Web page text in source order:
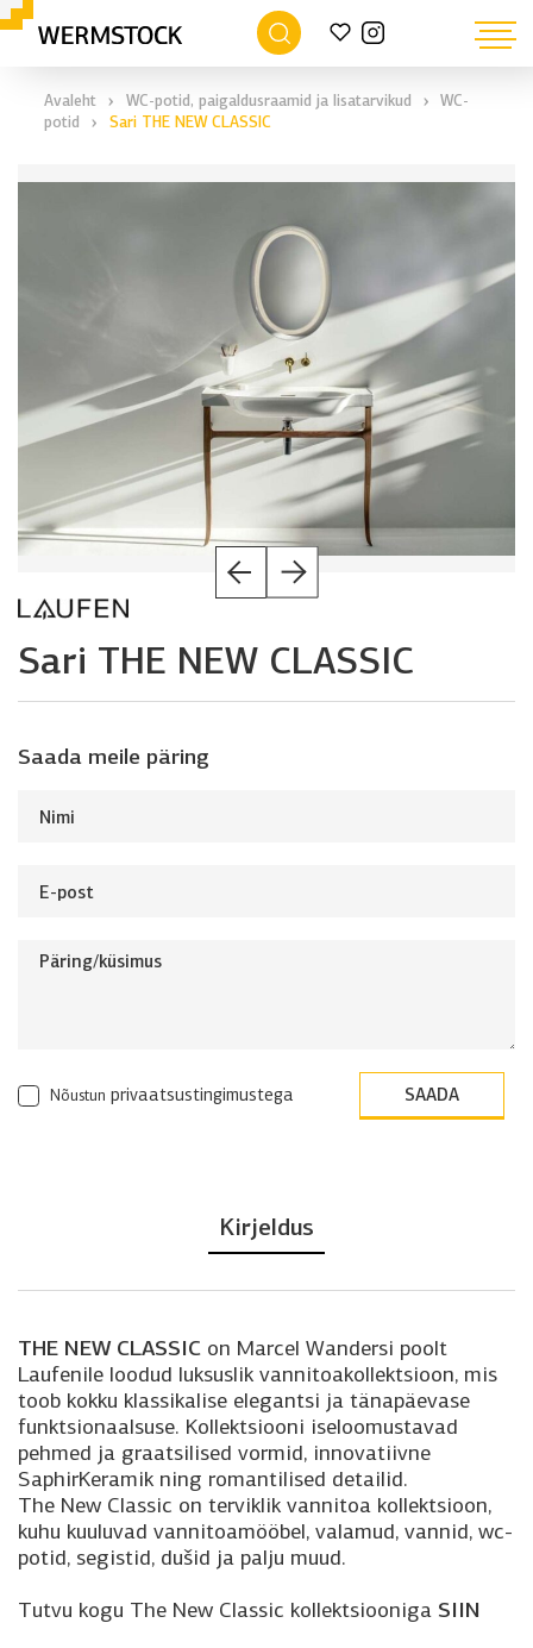
Avaleht › WC-potid, paigaldusraamid ja lisatarvikud ›
WC-
potid
› Sari THE NEW CLASSIC
Sari THE NEW CLASSIC
Saada meile päring
Nõustunprivaatsustingimustega
Kirjeldus
THE NEW CLASSICon Marcel Wandersi poolt
Laufenile loodud luksuslik vannitoakollektsioon, mis
toob kokku klassikalise elegantsi ja tänapäevase
funktsionaalsuse. Kollektsiooni iseloomustavad
pehmed ja graatsilised vormid, innovatiivne
SaphirKeramik ning romantilised detailid.
The New Classic on terviklik vannitoa kollektsioon,
kuhu kuuluvad vannitoamööbel, valamud, vannid, wc-
potid, segistid, dušid ja palju muud.
Tutvu kogu The New Classic kollektsiooniga SIIN